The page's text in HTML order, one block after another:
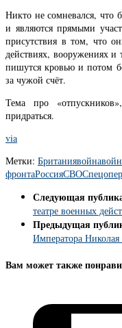
Никто не сомневался, что
и являются прямыми
присутствия в том, что
действиях, вооружениях
пишутся кровью и потом
за чужой счёт.
Тема про
придраться.
via
Метки: Британиявойна
фронтаРоссияСВО
Следующая
театре военных
Предыдущая
Императора
Вам может также